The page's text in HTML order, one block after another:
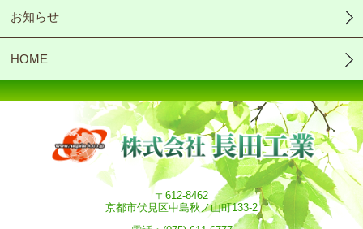
お知らせ
HOME
〒612-8462
京都市伏見区中島秋ノ山町133-2